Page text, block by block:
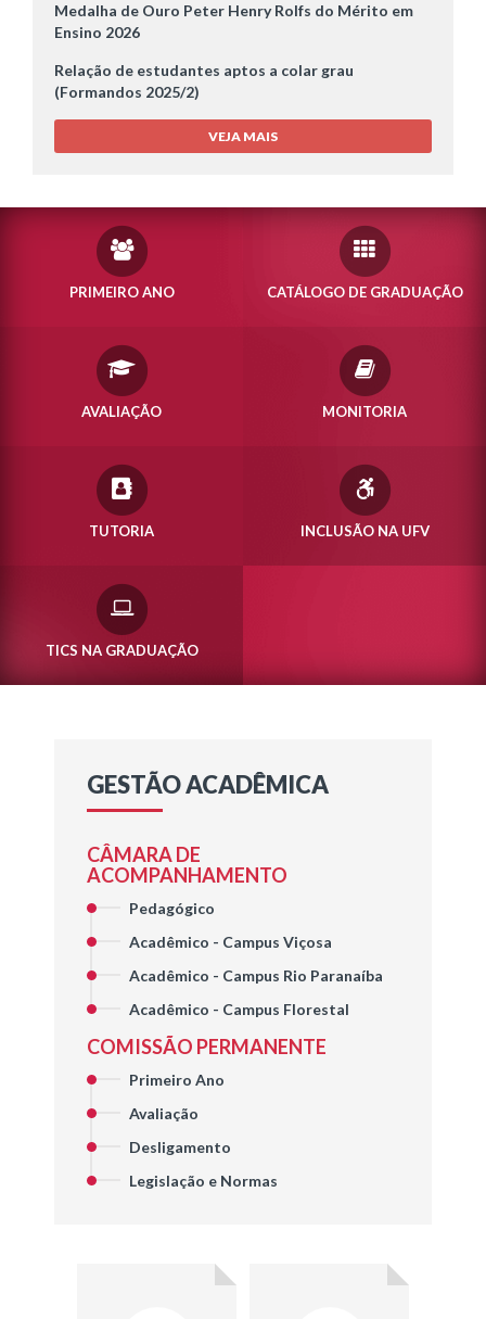
Medalha de Ouro Peter Henry Rolfs do Mérito em
Ensino 2026
Relação de estudantes aptos a colar grau
(Formandos 2025/2)
VEJA MAIS
PRIMEIRO ANO CATÁLOGO DE GRADUAÇÃO
AVALIAÇÃO MONITORIA
TUTORIA INCLUSÃO NA UFV
TICS NA GRADUAÇÃO
GESTÃO ACADÊMICA
CÂMARA DE
ACOMPANHAMENTO
Pedagógico
Acadêmico - Campus Viçosa
Acadêmico - Campus Rio Paranaíba
Acadêmico - Campus Florestal
COMISSÃO PERMANENTE
Primeiro Ano
Avaliação
Desligamento
Legislação e Normas